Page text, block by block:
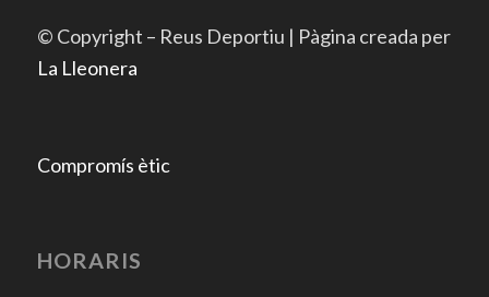
© Copyright – Reus Deportiu | Pàgina creada per
La Lleonera
Compromís ètic
HORARIS